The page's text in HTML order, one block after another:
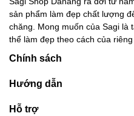
sản phẩm làm đẹp chất lượng
chăng. Mong muốn của Sagi là
thể làm đẹp theo cách của riêng
Chính sách
Hướng dẫn
Hỗ trợ